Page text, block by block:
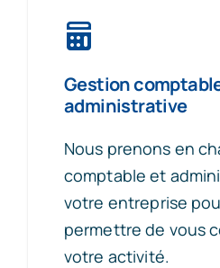
Gestion
administrative
Nous prenons en
comptable et
votre entreprise
permettre de vous
votre activité.